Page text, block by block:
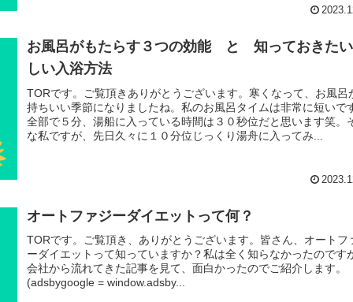
お風呂がもたらす３つの効能 と 知っておきた
しい入浴方法
TORです。ご覧頂きありがとうございます。寒くなって、お風呂
持ちいい季節になりましたね。私のお風呂タイムは非常に短いで
全部で５分、湯船に入っている時間は３０秒位だと思います笑。
な私ですが、先日久々に１０分位じっくり湯舟に入ってみ...
オートファジーダイエットって何？
TORです。ご覧頂き、ありがとうございます。皆さん、オートフ
ーダイエットって知っていますか？私は全く知らなかったのです
会社から流れてきた記事を見て、面白かったのでご紹介します。
(adsbygoogle = window.adsby...